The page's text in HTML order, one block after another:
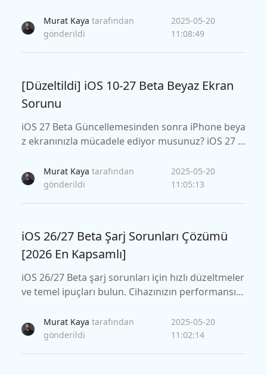
keşfetmek için makaleyi okuyun.
Murat Kaya tarafından
gönderildi
2025-05-20
11:08:49
[Düzeltildi] iOS 10-27 Beta Beyaz Ekran
Sorunu
iOS 27 Beta Güncellemesinden sonra iPhone beya
z ekranınızla mücadele ediyor musunuz? iOS 27 B
eri kaybetmeden bu sorunu çözmenin en iyi yolla
rı burada.
Murat Kaya tarafından
gönderildi
2025-05-20
11:05:13
iOS 26/27 Beta Şarj Sorunları Çözümü
[2026 En Kapsamlı]
iOS 26/27 Beta şarj sorunları için hızlı düzeltmeler
ve temel ipuçları bulun. Cihazınızın performansını
Murat Kaya tarafından
gönderildi
2025-05-20
11:02:14